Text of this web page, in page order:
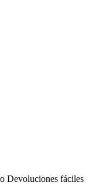
Devoluciones fáciles